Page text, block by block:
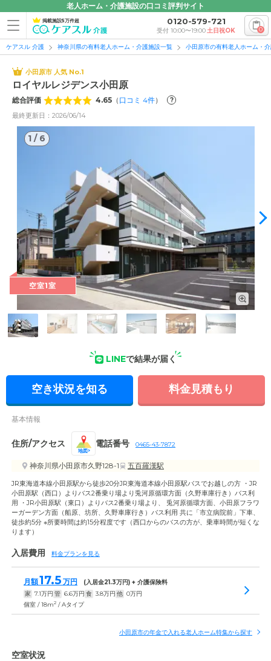
老人ホーム・介護施設の口コミ評判サイト
掲載施設5万件超 0120-579-721
受付 10:00〜19:00土日祝OK 0
ケアスル 介護 神奈川県の有料老人ホーム・介護施設一覧 小田原市の有料老人ホーム・
小田原市 人気 No.1
ロイヤルレジデンス小田原
総合評価 4.65 （ 口コミ 4件） ?
最終更新日：2026/06/14
1 / 6
1/6
外観: 白を基調とした、明るい雰囲気の外観。屋外には駐車場
や屋外階段、バルコニーが整備されています。
空室1室
LINEで結果が届く
空き状況を知る 料金見積もり
基本情報
住所/アクセス
地図
電話番号 0465-43-7872
神奈川県小田原市久野128-1 五百羅漢駅
JR東海道本線小田原駅から徒歩20分JR東海道本線小田原駅バスでお越しの方 ・JR
小田原駅（西口）よりバス2番乗り場より兎河原循環方面（久野車庫行き）バス利
用 ・JR小田原駅（東口）よりバス2番乗り場より、 兎河原循環方面、小田原フラワ
ーガーデン方面（船原、坊所、久野車庫行き）バス利用 共に「市立病院前」下車、
徒歩約5分 ※所要時間は約15分程度です（西口からのバスの方が、乗車時間が短くな
ります）
入居費用 料金プランを見る
月額17.5 万円 (入居金21.3万円) + 介護保険料
家 7.1万円 管 6.6万円 食 3.8万円 他 0万円
個室 / 18m2 / Aタイプ
小田原市の年金で入れる老人ホーム特集から探す
空室状況